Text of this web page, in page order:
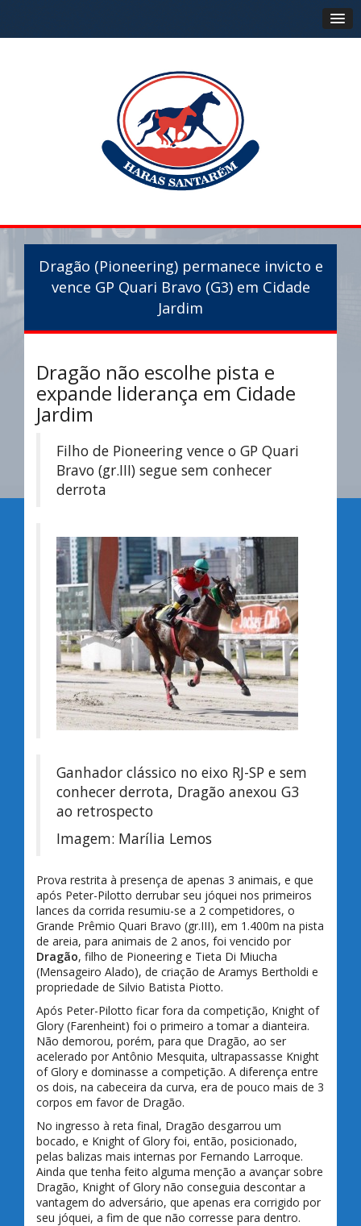
Dragão (Pioneering) permanece invicto e
vence GP Quari Bravo (G3) em Cidade
Jardim
Dragão não escolhe pista e
expande liderança em Cidade
Jardim
Filho de Pioneering vence o GP Quari
Bravo (gr.III) segue sem conhecer
derrota
Ganhador clássico no eixo RJ-SP e sem
conhecer derrota, Dragão anexou G3
ao retrospecto
Imagem: Marília Lemos
Prova restrita à presença de apenas 3 animais, e que
após Peter-Pilotto derrubar seu jóquei nos primeiros
lances da corrida resumiu-se a 2 competidores, o
Grande Prêmio Quari Bravo (gr.III), em 1.400m na pista
de areia, para animais de 2 anos, foi vencido por
Dragão, filho de Pioneering e Tieta Di Miucha
(Mensageiro Alado), de criação de Aramys Bertholdi e
propriedade de Silvio Batista Piotto.
Após Peter-Pilotto ficar fora da competição, Knight of
Glory (Farenheint) foi o primeiro a tomar a dianteira.
Não demorou, porém, para que Dragão, ao ser
acelerado por Antônio Mesquita, ultrapassasse Knight
of Glory e dominasse a competição. A diferença entre
os dois, na cabeceira da curva, era de pouco mais de 3
corpos em favor de Dragão.
No ingresso à reta final, Dragão desgarrou um
bocado, e Knight of Glory foi, então, posicionado,
pelas balizas mais internas por Fernando Larroque.
Ainda que tenha feito alguma menção a avançar sobre
Dragão, Knight of Glory não conseguia descontar a
vantagem do adversário, que apenas era corrigido por
seu jóquei, a fim de que não corresse para dentro.